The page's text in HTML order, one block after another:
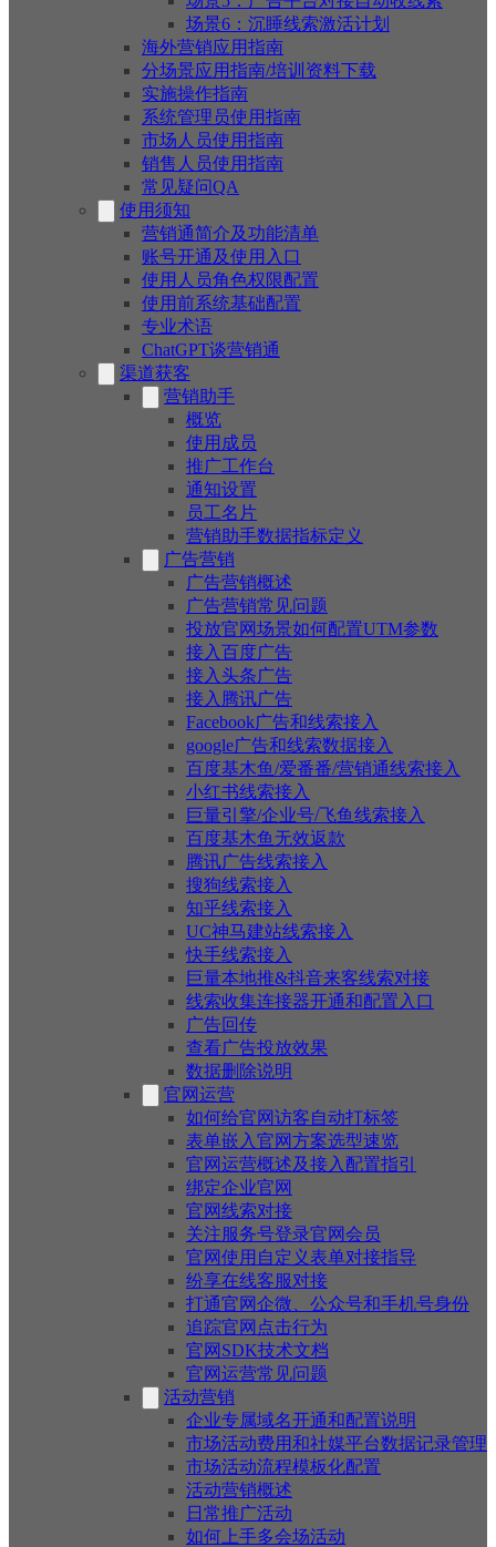
场景6：沉睡线索激活计划
海外营销应用指南
分场景应用指南/培训资料下载
实施操作指南
系统管理员使用指南
市场人员使用指南
销售人员使用指南
常见疑问QA
使用须知
营销通简介及功能清单
账号开通及使用入口
使用人员角色权限配置
使用前系统基础配置
专业术语
ChatGPT谈营销通
渠道获客
营销助手
概览
使用成员
推广工作台
通知设置
员工名片
营销助手数据指标定义
广告营销
广告营销概述
广告营销常见问题
投放官网场景如何配置UTM参数
接入百度广告
接入头条广告
接入腾讯广告
Facebook广告和线索接入
google广告和线索数据接入
百度基木鱼/爱番番/营销通线索接入
小红书线索接入
巨量引擎/企业号/飞鱼线索接入
百度基木鱼无效返款
腾讯广告线索接入
搜狗线索接入
知乎线索接入
UC神马建站线索接入
快手线索接入
巨量本地推&抖音来客线索对接
线索收集连接器开通和配置入口
广告回传
查看广告投放效果
数据删除说明
官网运营
如何给官网访客自动打标签
表单嵌入官网方案选型速览
官网运营概述及接入配置指引
绑定企业官网
官网线索对接
关注服务号登录官网会员
官网使用自定义表单对接指导
纷享在线客服对接
打通官网企微、公众号和手机号身份
追踪官网点击行为
官网SDK技术文档
官网运营常见问题
活动营销
企业专属域名开通和配置说明
市场活动费用和社媒平台数据记录管理
市场活动流程模板化配置
活动营销概述
日常推广活动
如何上手多会场活动